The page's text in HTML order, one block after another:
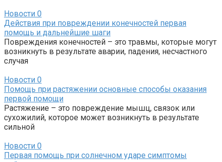
Новости 0
Действия при повреждении конечностей первая
помощь и дальнейшие шаги
Повреждения конечностей – это травмы, которые могут
возникнуть в результате аварии, падения, несчастного
случая
Новости 0
Помощь при растяжении основные способы оказания
первой помощи
Растяжение – это повреждение мышц, связок или
сухожилий, которое может возникнуть в результате
сильной
Новости 0
Первая помощь при солнечном ударе симптомы